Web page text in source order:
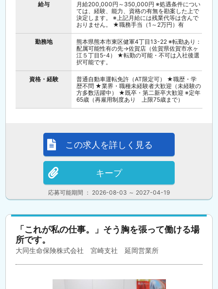
給与
月給200,000円～350,000円 ※処遇条件につい
ては、経験、能力、資格の有無を勘案した上で
決定します。 ※上記月給には残業代等は含んで
おりません。 ★職務手当（1～2万円）有
勤務地
熊本県熊本市東区健軍4丁目13-22 ※転勤あり：
配属可能性有の先→佐賀店（佐賀県佐賀市水ヶ
江５丁目5-4） ★転勤の可能・不可は入社後選
択可能です。
資格・経験
普通自動車運転免許（AT限定可） ★職歴・学
歴不問 ★業界・職種未経験者大歓迎（未経験の
方多数活躍中） ★既卒・第二新卒大歓迎 ※定年
65歳（再雇用制度あり 上限75歳まで）
応募可能期間 ： 2026-08-03 ～ 2027-04-19
この求人を詳しく見る
キープ
「これが私の仕事。」そう胸を張って働ける場
所です。
大同生命保険株式会社 宮崎支社 延岡営業所